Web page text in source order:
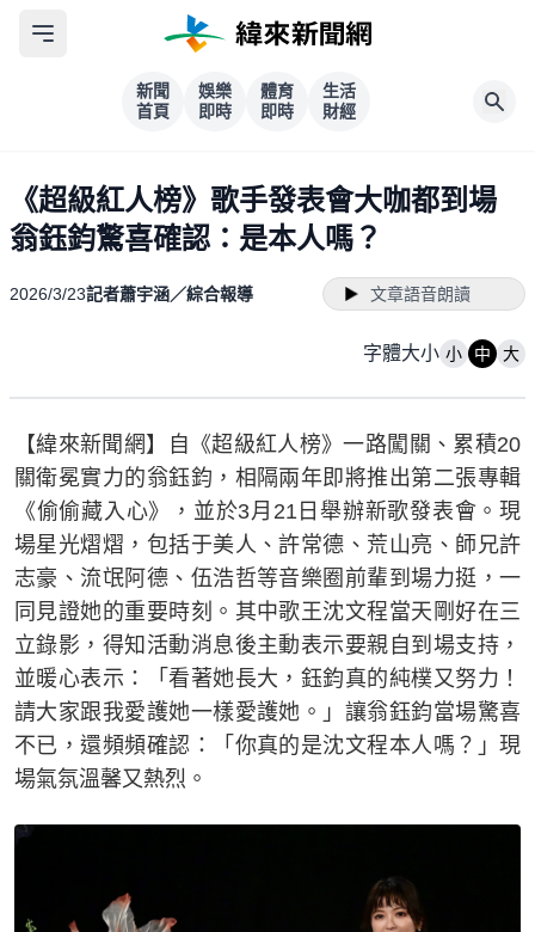
新聞
首頁
娛樂
即時
體育
即時
生活
財經
《超級紅人榜》歌手發表會大咖都到場
翁鈺鈞驚喜確認：是本人嗎？
2026/3/23記者蕭宇涵／綜合報導 文章語音朗讀
字體大小 小 中 大
【緯來新聞網】自《超級紅人榜》一路闖關、累積20
關衛冕實力的翁鈺鈞，相隔兩年即將推出第二張專輯
《偷偷藏入心》，並於3月21日舉辦新歌發表會。現
場星光熠熠，包括于美人、許常德、荒山亮、師兄許
志豪、流氓阿德、伍浩哲等音樂圈前輩到場力挺，一
同見證她的重要時刻。其中歌王沈文程當天剛好在三
立錄影，得知活動消息後主動表示要親自到場支持，
並暖心表示：「看著她長大，鈺鈞真的純樸又努力！
請大家跟我愛護她一樣愛護她。」讓翁鈺鈞當場驚喜
不已，還頻頻確認：「你真的是沈文程本人嗎？」現
場氣氛溫馨又熱烈。